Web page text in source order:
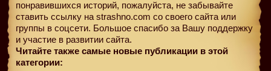
понравившихся историй, пожалуйста, не забывайте
ставить ссылку на strashno.com со своего сайта или
группы в соцсети. Большое спасибо за Вашу поддержку
и участие в развитии сайта.
Читайте также самые новые публикации в этой
категории: